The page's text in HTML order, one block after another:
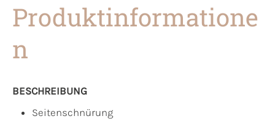
Produktinformatione
n
BESCHREIBUNG
Seitenschnürung